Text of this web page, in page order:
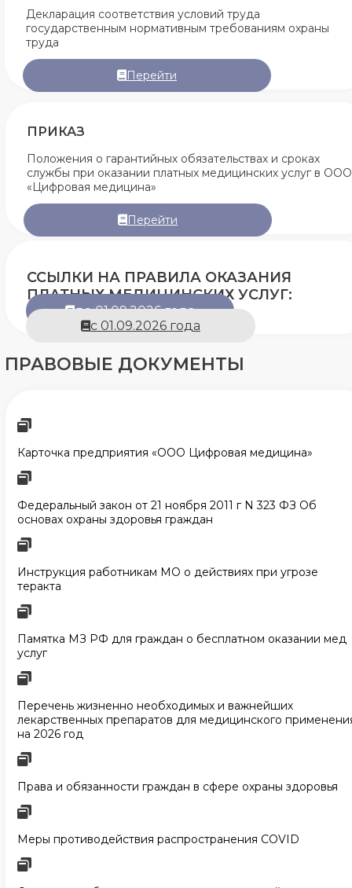
Декларация соответствия условий труда
государственным нормативным требованиям охраны
труда
Перейти
ПРИКАЗ
Положения о гарантийных обязательствах и сроках
службы при оказании платных медицинских услуг в ООО
«Цифровая медицина»
Перейти
ССЫЛКИ НА ПРАВИЛА ОКАЗАНИЯ
ПЛАТНЫХ МЕДИЦИНСКИХ УСЛУГ:
до 01.09.2026 года
с 01.09.2026 года
ПРАВОВЫЕ ДОКУМЕНТЫ
Карточка предприятия «ООО Цифровая медицина»
Федеральный закон от 21 ноября 2011 г N 323 ФЗ Об
основах охраны здоровья граждан
Инструкция работникам МО о действиях при угрозе
теракта
Памятка МЗ РФ для граждан о бесплатном оказании мед
услуг
Перечень жизненно необходимых и важнейших
лекарственных препаратов для медицинского
на 2026 год
Права и обязанности граждан в сфере охраны здоровья
Меры противодействия распространения COVID